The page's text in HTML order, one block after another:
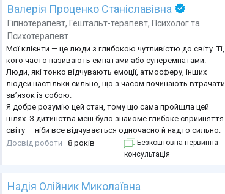
Валерія Проценко Станіславівна
Гіпнотерапевт, Гештальт-терапевт, Психологта
Психотерапевт
Мої клієнти — це люди з глибокою чутливістю до світу. Ті,
кого часто називають емпатами або суперемпатами.
Люди, які тонко відчувають емоції, атмосферу, інших
людей настільки сильно, що з часом починають втрачати
зв’язок із собою.
Я добре розумію цей стан, тому що сама пройшла цей
шлях. З дитинства мені було знайоме глибоке сприйняття
світу — ніби все відчувається одночасно й надто сильно:
емоції, напруга, біль, настрій людей, атмосфера навколо.
Це призводило до важких психоемоційних і
психосоматичних станів, але водночас стало початком
Досвід роботи 8 років
Безкоштовна первинна
консультація
Надія Олійник Миколаївна